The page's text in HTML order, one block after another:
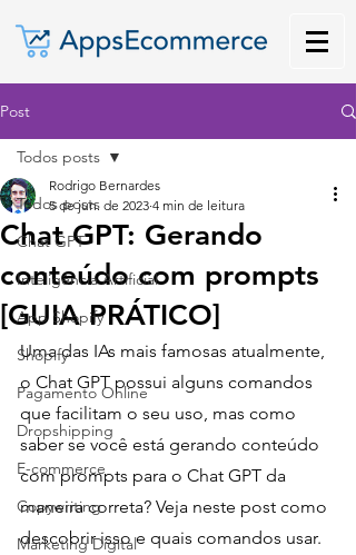
Post
Todos posts
Chat GPT
Inteligência Artificial
App Shopify
Shopify
Pagamento Online
Dropshipping
E-commerce
Copywriting
Marketing Digital
Todos posts
Chat GPT: Gerando
conteúdo com prompts
[GUIA PRÁTICO]
Rodrigo Bernardes
5 de jun. de 2023 4 min de leitura
Uma das IAs mais famosas atualmente,
o Chat GPT possui alguns comandos
que facilitam o seu uso, mas como
saber se você está gerando conteúdo
com prompts para o Chat GPT da
maneira correta? Veja neste post como
descobrir isso e quais comandos usar.